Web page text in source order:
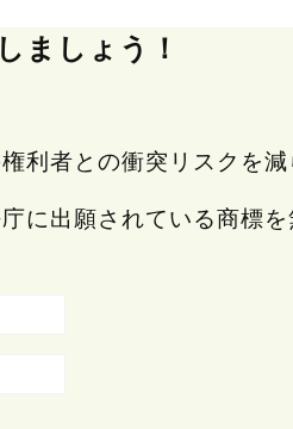
ましょう！
利者との衝突リスクを
に出願されている商標